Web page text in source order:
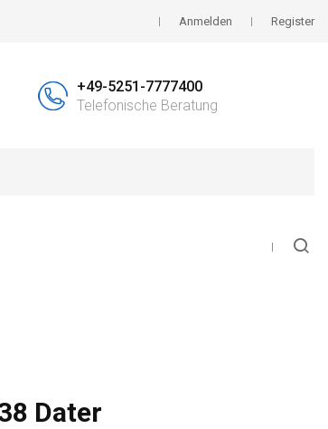
Anmelden Register
+49-5251-7777400
Telefonische Beratung
Dater